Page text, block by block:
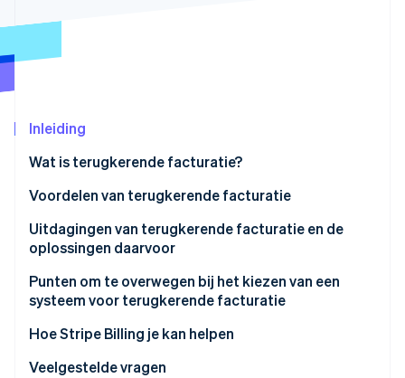
CO₂-verwijdering
Stripe Sessions 2026
Ontdek hoe Stripe de economische
Nu bekijken
Inleiding
Wat is terugkerende facturatie?
Forfaitaire facturatie
Termijnfacturatie
Voorbeelden van terugkerende facturatie
Voordelen van terugkerende facturatie
Stabiele omzet en eenvoudigere prognoses
Eenvoudigere facturatie en lagere kosten
Datagestuurde marketingstrategieën
Uitdagingen van terugkerende facturatie en de
oplossingen daarvoor
Factuurgegevens kunnen verschillen
Het regelmatig uitgeven van facturen kost tijd
Er kunnen fouten optreden bij de reconciliatie van
betalingen
Punten om te overwegen bij het kiezen van een
systeem voor terugkerende facturatie
Ondersteunt het meerdere inkomstenmodellen?
Bevat het functies voor mislukte betalingen en
Hoe Stripe Billing je kan helpen
Veelgestelde vragen